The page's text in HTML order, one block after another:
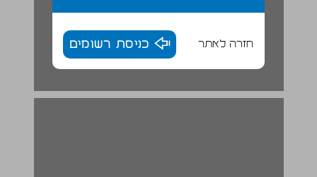
חזרה לאתר כניסת רשומים
קהילות יישומיות כתפיסת הפעלה במרחב בין־ארגוני ... 25